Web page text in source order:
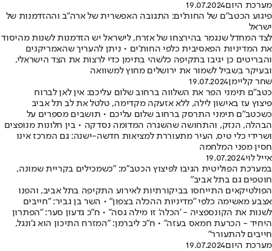
מערכת היום19.07.2024
פיגוע הכטב"ם של החות'ים: התגובה האפשרית של ארה"ב וההזדמנות של
ישראל
לצד המחדל שנגמר בהירצחו של אזרח, לישראל יש הזדמנות לשנות מהיסוד
את המדיניות הפאסיבית כלפי החות'ים • ניתן להעריך שהאמריקנים
והבריטים כן יגיבו בתקיפה כלשהי בתימן כדי לרצות את הצד הישראלי,
ובעיקר בשביל לשמור את ירושלים מחוץ למשוואה
שחר קליימן19.07.2024
כטב"ם תימני הפר את השלווה ברחוב שלום עליכם: אין לאן לברוח
פיצוץ עז באישון לילה, ללא אזעקה מקדימה, טלטל את לב תל אביב
כשכטב"ם תימני התרסק ברחוב שלום עליכם • תושבים מספרים על
הבהלה, הנזק, והתחושה שהשגרה המדומה נסדקה • בין חלונות מנופצים
ושרידי כלי טיס, העיר מתעוררת למציאות חדשה-ישנה: גם המרכז אינו
חסין מפני המלחמה
אייל לוי19.07.2024
במערכת הפוליטית הגיבו לפיצוץ הכטב"מ: "כשמכילים בקריית שמונה,
חוטפים גם בתל אביב"
הפולטיקאים התייחסו בביקורתיות לאירוע התקיפה בתל אביב, והפנו
אצבע מאשימה כלפי "מדיניות ההכלה בצפון" • השר בן גביר: "חייבים
לשנות את הקונספציה - 'הכלה' זו מילה גסה" • ח"כ גדעון סער: "הפתרון
היחיד - הכרעת חמאס בעזה" • ח"כ ליברמן: "המזרח התיכון הוא ג'ונגל,
חייבים להתעורר"
מערכת היום19.07.2024